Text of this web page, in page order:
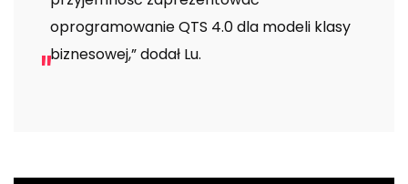
oprogramowanie QTS 4.0 dla modeli klasy
biznesowej,” dodał Lu.